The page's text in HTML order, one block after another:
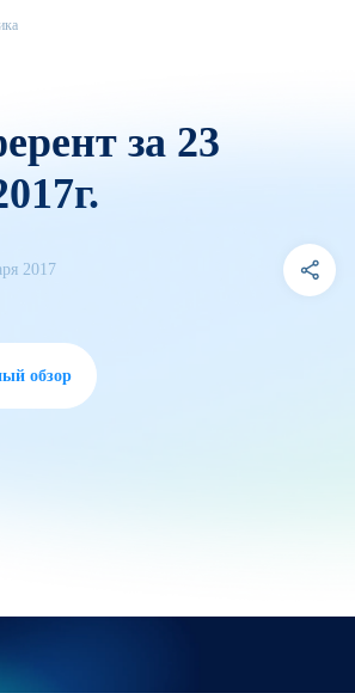
за 23
2017
обзор